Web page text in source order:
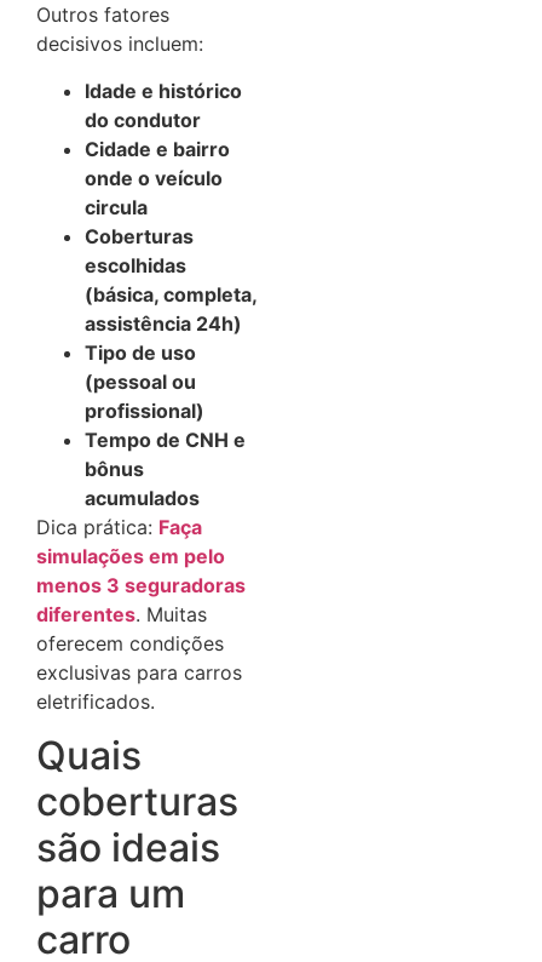
Outros fatores
decisivos incluem:
Idade e histórico
do condutor
Cidade e bairro
onde o veículo
circula
Coberturas
escolhidas
(básica, completa,
assistência 24h)
Tipo de uso
(pessoal ou
profissional)
Tempo de CNH e
bônus
acumulados
Dica prática: Faça
simulações em pelo
menos 3 seguradoras
diferentes. Muitas
oferecem condições
exclusivas para carros
eletrificados.
Quais
coberturas
são ideais
para um
carro